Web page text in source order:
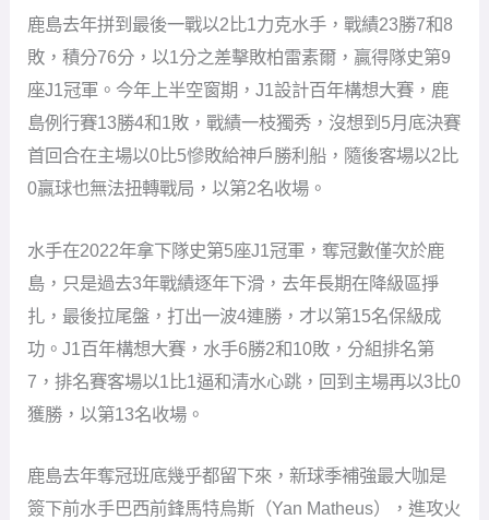
鹿島去年拼到最後一戰以2比1力克水手，戰績23勝7和8
敗，積分76分，以1分之差擊敗柏雷素爾，贏得隊史第9
座J1冠軍。今年上半空窗期，J1設計百年構想大賽，鹿
島例行賽13勝4和1敗，戰績一枝獨秀，沒想到5月底決賽
首回合在主場以0比5慘敗給神戶勝利船，隨後客場以2比
0贏球也無法扭轉戰局，以第2名收場。
水手在2022年拿下隊史第5座J1冠軍，奪冠數僅次於鹿
島，只是過去3年戰績逐年下滑，去年長期在降級區掙
扎，最後拉尾盤，打出一波4連勝，才以第15名保級成
功。J1百年構想大賽，水手6勝2和10敗，分組排名第
7，排名賽客場以1比1逼和清水心跳，回到主場再以3比0
獲勝，以第13名收場。
鹿島去年奪冠班底幾乎都留下來，新球季補強最大咖是
簽下前水手巴西前鋒馬特烏斯（Yan Matheus），進攻火